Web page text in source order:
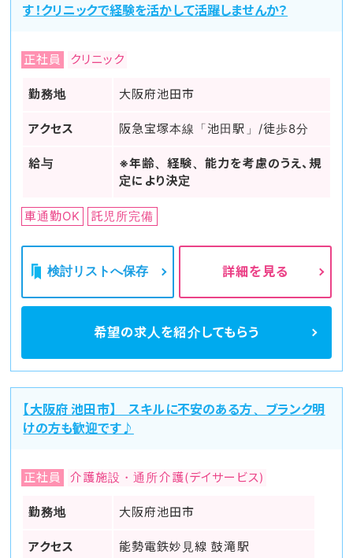
す！クリニックで経験を活かして活躍しませんか？
正社員 クリニック
勤務地 大阪府池田市
アクセス 阪急宝塚本線「池田駅」/徒歩8分
給与
※年齢、経験、能力を考慮のうえ、規
定により決定
車通勤OK 託児所完備
検討リストへ保存 詳細を見る
希望の求人を紹介してもらう
【大阪府 池田市】 スキルに不安のある方、ブランク明
けの方も歓迎です♪
正社員 介護施設・通所介護(デイサービス)
勤務地 大阪府池田市
アクセス 能勢電鉄妙見線 鼓滝駅